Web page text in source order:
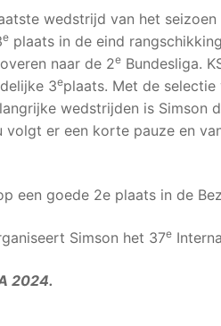
wedstrijd van het
e plaats in de eind
naar de 2e Bundesliga.
3eplaats. Met de
wedstrijden is
volgt er een korte pauze en
een goede 2e plaats in de
Simson het 37e
2024.